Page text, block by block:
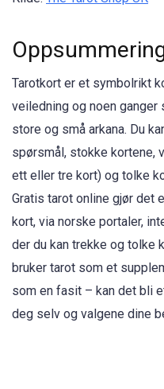
Tarotkort er et symbolrikt
veiledning og noen
store og små arkana. Du
spørsmål, stokke kortene,
ett eller tre kort) og tolke
Gratis tarot online gjør det
kort, via norske portaler,
der du kan trekke og tolke
bruker tarot som et
som en fasit – kan det bli
deg selv og valgene dine